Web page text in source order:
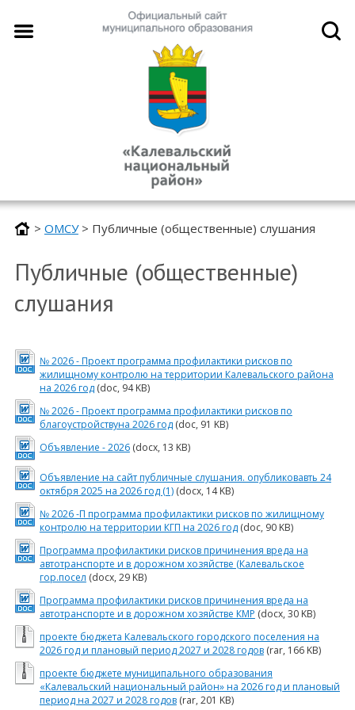
> ОМСУ > Публичные (общественные) слушания
Публичные (общественные)
слушания
№ 2026 - Проект программа профилактики рисков по
жилищному контролю на территории Калевальского района
на 2026 год (doc, 94 KB)
№ 2026 - Проект программа профилактики рисков по
благоустройствуна 2026 год (doc, 91 KB)
Объявление - 2026 (docx, 13 KB)
Объявление на сайт публичные слушания. опубликовавть 24
октября 2025 на 2026 год (1) (docx, 14 KB)
№ 2026 -П программа профилактики рисков по жилищному
контролю на территории КГП на 2026 год (doc, 90 KB)
Программа профилактики рисков причинения вреда на
автотранспорте и в дорожном хозяйстве (Калевальское
гор.посел (docx, 29 KB)
Программа профилактики рисков причинения вреда на
автотранспорте и в дорожном хозяйстве КМР (docx, 30 KB)
проекте бюджета Калевальского городского поселения на
2026 год и плановый период 2027 и 2028 годов (rar, 166 KB)
проекте бюджете муниципального образования
«Калевальский национальный район» на 2026 год и плановый
период на 2027 и 2028 годов (rar, 201 KB)